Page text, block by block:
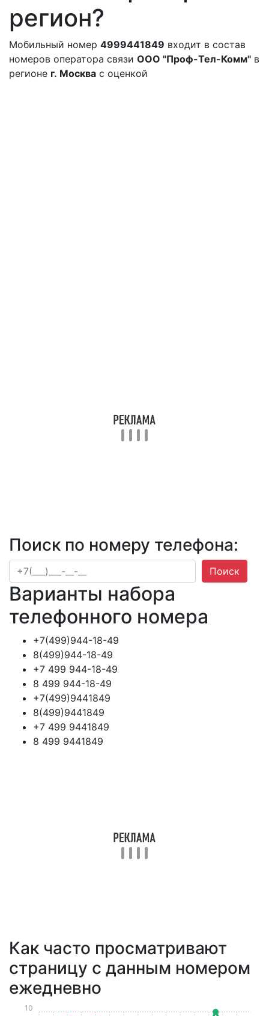
регион?
Мобильный номер 4999441849 входит в состав
номеров оператора связи ООО "Проф-Тел-Комм" в
регионе г. Москва с оценкой
Поиск по номеру телефона:
Поиск
Варианты набора
телефонного номера
+7(499)944-18-49
8(499)944-18-49
+7 499 944-18-49
8 499 944-18-49
+7(499)9441849
8(499)9441849
+7 499 9441849
8 499 9441849
Как часто просматривают
страницу с данным номером
ежедневно
10